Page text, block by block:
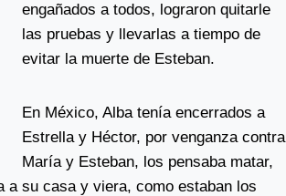
engañados a todos, lograron quitarle
las pruebas y llevarlas a tiempo de
evitar la muerte de Esteban.
En México, Alba tenía encerrados a
Estrella y Héctor, por venganza contra
María y Esteban, los pensaba matar,
a su casa y viera, como estaban los